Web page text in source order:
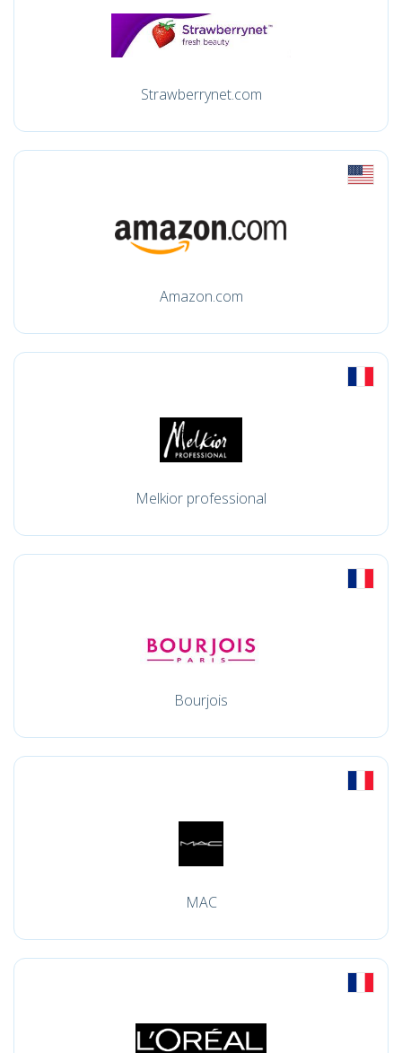
Strawberrynet.com
Amazon.com
Melkior professional
Bourjois
MAC